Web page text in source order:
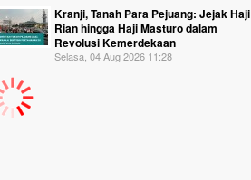
Kranji, Tanah Para Pejuang: Jejak Haji
Rian hingga Haji Masturo dalam
Revolusi Kemerdekaan
Selasa, 04 Aug 2026 11:28